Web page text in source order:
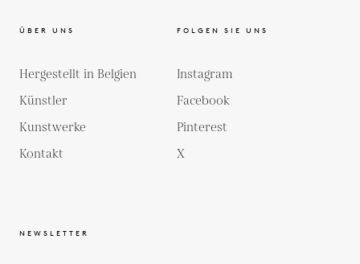
ÜBER UNS
Hergestellt in Belgien
Künstler
Kunstwerke
Kontakt
FOLGEN SIE UNS
Instagram
Facebook
Pinterest
X
NEWSLETTER